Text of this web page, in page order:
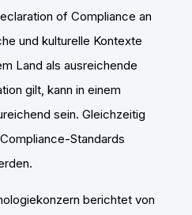
of Compliance an
und kulturelle Kontexte
Land als ausreichende
gilt, kann in einem
sein. Gleichzeitig
Standards
berichtet von